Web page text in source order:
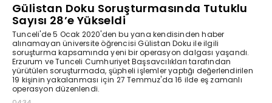
Gülistan Doku Soruşturmasında Tutuklu
Sayısı 28’e Yükseldi
Tunceli'de 5 Ocak 2020'den bu yana kendisinden haber
alınamayan üniversite öğrencisi Gülistan Doku ile ilgili
soruşturma kapsamında yeni bir operasyon dalgası yaşandı.
Erzurum ve Tunceli Cumhuriyet Başsavcılıkları tarafından
yürütülen soruşturmada, şüpheli işlemler yaptığı değerlendirilen
19 kişinin yakalanması için 27 Temmuz'da 16 ilde eş zamanlı
operasyon düzenlendi.